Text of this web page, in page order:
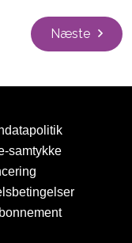
Næste
samtykke